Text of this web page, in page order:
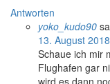
Antworten
yoko_kudo90
13. August
Schaue ich mir
Flughafen gar